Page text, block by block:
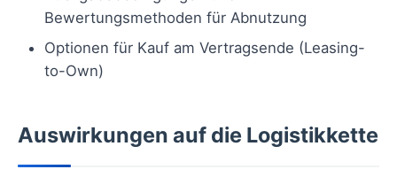
Bewertungsmethoden für Abnutzung
Optionen für Kauf am Vertragsende (Leasing-
to-Own)
Auswirkungen auf die Logistikkette